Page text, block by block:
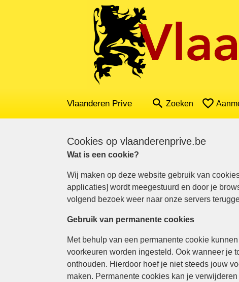
Vlaanderen Prive search Zoeken favorite_border
Cookies op vlaanderenprive.be
Wat is een cookie?
Wij maken op deze website gebruik van
applicaties] wordt meegestuurd en door je
volgend bezoek weer naar onze servers
Gebruik van permanente cookies
Met behulp van een permanente cookie
voorkeuren worden ingesteld. Ook wanneer je
onthouden. Hierdoor hoef je niet steeds jouw
maken. Permanente cookies kan je